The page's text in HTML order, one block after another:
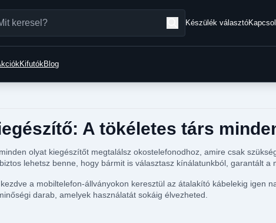
Készülék választó
KifutókBlog
A tökéletes társ
olyat kiegészítőt megtalálsz okostelefonodhoz, amire csak
lehetsz benne, hogy bármit is választasz kínálatunkból, garantált a
a mobiltelefon-állványokon keresztül az átalakító kábelekig igen
darab, amelyek használatát sokáig élvezheted.